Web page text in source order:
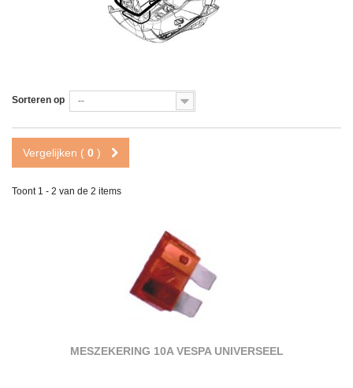
Sorteren op --
Vergelijken ( 0 )
Toont 1 - 2 van de 2 items
MESZEKERING 10A VESPA UNIVERSEEL